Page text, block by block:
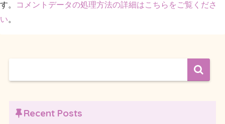
す。
コメントデータの処理方法の詳細はこちらをご覧くださ
い。
Recent Posts